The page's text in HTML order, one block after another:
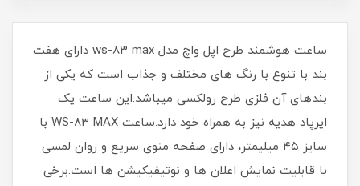
ساعت هوشمند طرح اپل واچ مدل ws-83 max دارای هفت
بند با تنوع با رنگ های مختلف و جذاب است که یکی از
بندهای آن فلزی طرح رولکسی میباشد.این ساعت یک
ایرپاد هدیه نیز به همراه خود دارد.ساعت WS-83 MAX با
سایز ۴۵ میلیمتر، دارای صفحه منوی سریع و روان لمسی
با قابلیت نمایش اعلان ها و نوتیفیکیشن ها است.برخی